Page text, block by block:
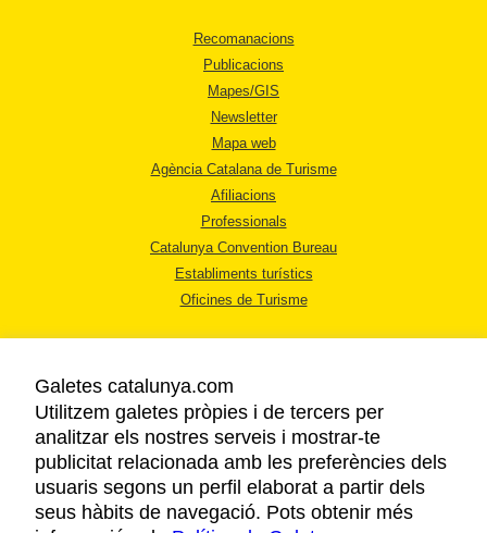
Recomanacions
Publicacions
Mapes/GIS
Newsletter
Mapa web
Agència Catalana de Turisme
Afiliacions
Professionals
Catalunya Convention Bureau
Establiments turístics
Oficines de Turisme
AVÍS LEGAL
POLÍTICA DE PRIVACITAT
COOKIES
Galetes catalunya.com
Utilitzem galetes pròpies i de tercers per
analitzar els nostres serveis i mostrar-te
publicitat relacionada amb les preferències dels
usuaris segons un perfil elaborat a partir dels
seus hàbits de navegació. Pots obtenir més